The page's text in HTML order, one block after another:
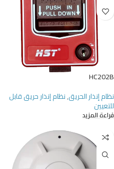
HC202B
نظام إنذار الحريق,نظام إنذار حريق قابل
للتعيين
قراءة المزيد